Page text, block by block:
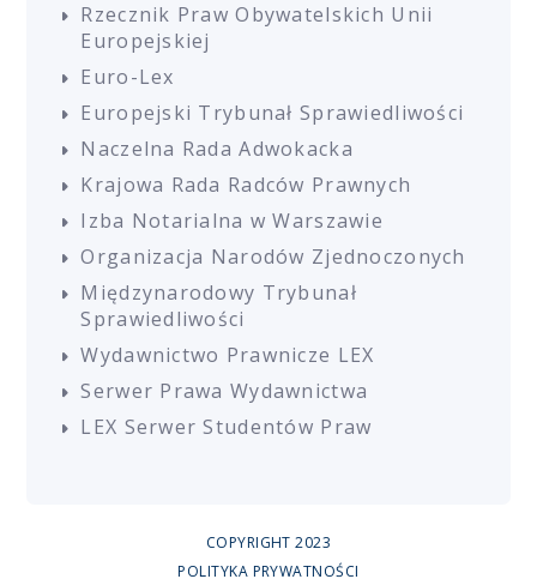
Rzecznik Praw Obywatelskich Unii
Europejskiej
Euro-Lex
Europejski Trybunał Sprawiedliwości
Naczelna Rada Adwokacka
Krajowa Rada Radców Prawnych
Izba Notarialna w Warszawie
Organizacja Narodów Zjednoczonych
Międzynarodowy Trybunał
Sprawiedliwości
Wydawnictwo Prawnicze LEX
Serwer Prawa Wydawnictwa
LEX Serwer Studentów Praw
COPYRIGHT 2023
POLITYKA PRYWATNOŚCI